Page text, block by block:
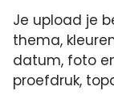
Je upload je
thema,
datum, foto
proefdruk,